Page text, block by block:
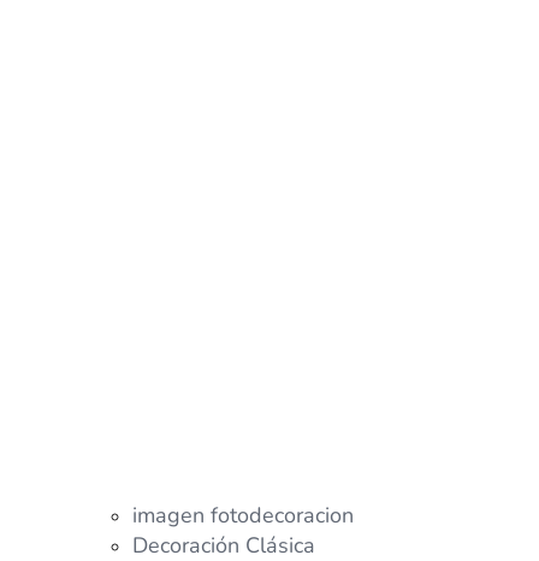
imagen fotodecoracion
Decoración Clásica